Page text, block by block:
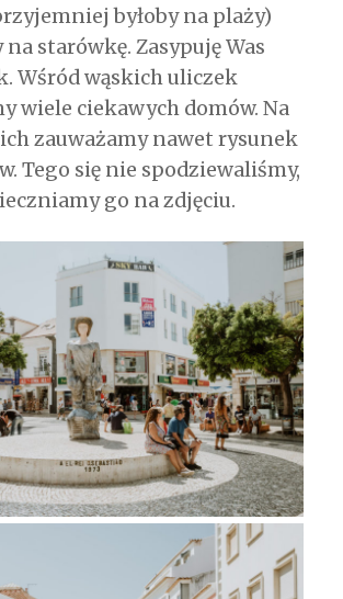
byłoby na plaży)
starówkę. Zasypuję Was
Wśród wąskich uliczek
wiele ciekawych domów. Na
zauważamy nawet rysunek
Tego się nie spodziewaliśmy,
go na zdjęciu.